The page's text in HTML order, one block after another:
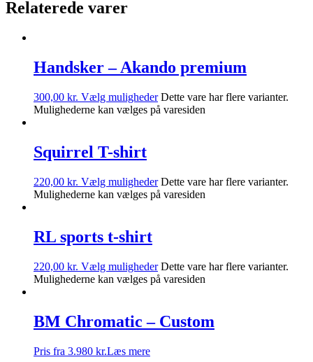
Relaterede varer
Handsker – Akando premium
300,00 kr. Vælg muligheder Dette vare har flere varianter.
Mulighederne kan vælges på varesiden
Squirrel T-shirt
220,00 kr. Vælg muligheder Dette vare har flere varianter.
Mulighederne kan vælges på varesiden
RL sports t-shirt
220,00 kr. Vælg muligheder Dette vare har flere varianter.
Mulighederne kan vælges på varesiden
BM Chromatic – Custom
Pris fra 3.980 kr.Læs mere